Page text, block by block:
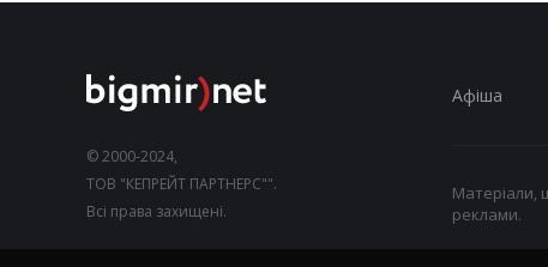
© 2000-2024,
ТОВ "КЕПРЕЙТ ПАРТНЕРС"".
Всі права захищені.
Афіша
Матеріали,
реклами.